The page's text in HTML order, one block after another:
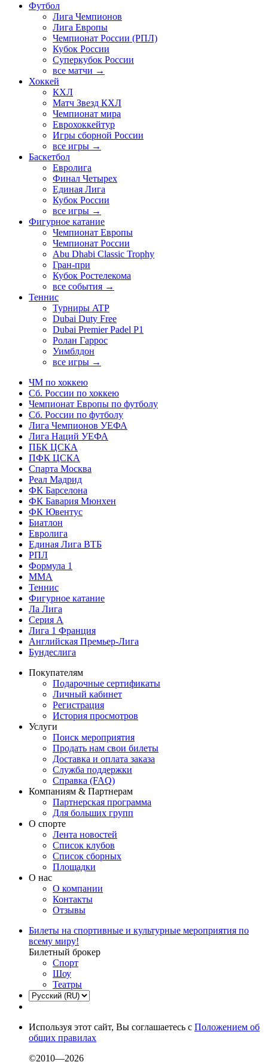
Футбол
Лига Чемпионов
Лига Европы
Чемпионат России (РПЛ)
Кубок России
Суперкубок России
все матчи →
Хоккей
КХЛ
Матч Звезд КХЛ
Чемпионат мира
Еврохоккейтур
Игры сборной России
все игры →
Баскетбол
Евролига
Финал Четырех
Единая Лига
Кубок России
все игры →
Фигурное катание
Чемпионат Европы
Чемпионат России
Abu Dhabi Classic Trophy
Гран-при
Кубок Ростелекома
все события →
Теннис
Турниры ATP
Dubai Duty Free
Dubai Premier Padel P1
Ролан Гаррос
Уимблдон
все игры →
ЧМ по хоккею
Сб. России по хоккею
Чемпионат Европы по футболу
Сб. России по футболу
Лига Чемпионов УЕФА
Лига Наций УЕФА
ПБК ЦСКА
ПФК ЦСКА
Спарта Москва
Реал Мадрид
ФК Барселона
ФК Бавария Мюнхен
ФК Ювентус
Биатлон
Евролига
Единая Лига ВТБ
РПЛ
Формула 1
MMA
Теннис
Фигурное катание
Ла Лига
Серия А
Лига 1 Франция
Английская Премьер-Лига
Бундеслига
Покупателям
Подарочные сертификаты
Личный кабинет
Регистрация
История просмотров
Услуги
Поиск мероприятия
Продать нам свои билеты
Доставка и оплата заказа
Служба поддержки
Справка (FAQ)
Компаниям & Партнерам
Партнерская программа
Для больших групп
О спорте
Лента новостей
Список клубов
Список сборных
Площадки
О нас
О компании
Контакты
Отзывы
Билеты на спортивные и культурные мероприятия по
всему миру!
Билетный брокер
Спорт
Шоу
Театры
Используя этот сайт, Вы соглашаетесь с Положением об
общих правилах
©2010—2026